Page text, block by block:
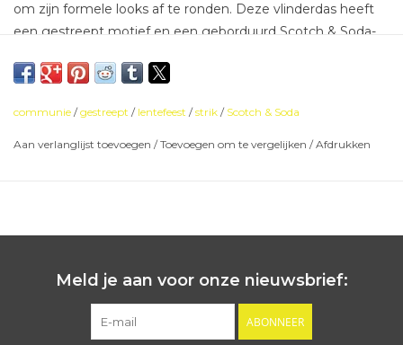
om zijn formele looks af te ronden. Deze vlinderdas heeft
een gestreept motief en een geborduurd Scotch & Soda-
communie /gestreept / lentefeest /strik / Scotch & Soda
Aan verlanglijst toevoegen /Toevoegen om te vergelijken /Afdrukken
Meld je aan voor onze nieuwsbrief:
ABONNEER